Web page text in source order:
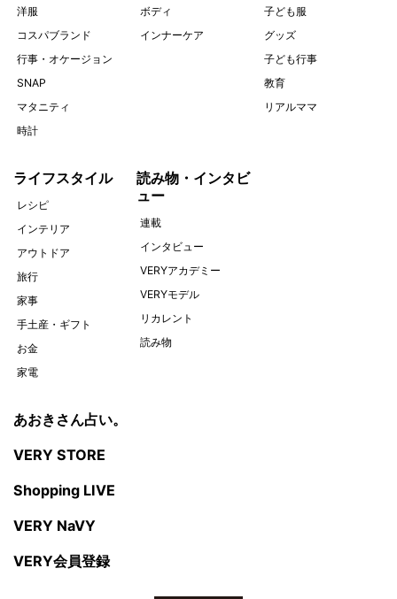
洋服
コスパブランド
行事・オケージョン
SNAP
マタニティ
時計
ボディ
インナーケア
子ども服
グッズ
子ども行事
教育
リアルママ
ライフスタイル
レシピ
インテリア
アウトドア
旅行
家事
手土産・ギフト
お金
家電
読み物・インタビ
ュー
連載
インタビュー
VERYアカデミー
VERYモデル
リカレント
読み物
あおきさん占い。
VERY STORE
Shopping LIVE
VERY NaVY
VERY会員登録